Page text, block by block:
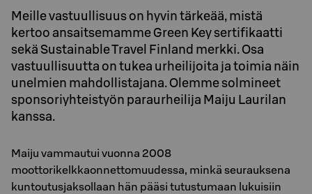
Meille vastuullisuus on hyvin tärkeää, mistä
kertoo ansaitsemamme Green Key sertifikaatti
sekä Sustainable Travel Finland merkki. Osa
vastuullisuutta on tukea urheilijoita ja toimia näin
unelmien mahdollistajana. Olemme solmineet
sponsoriyhteistyön paraurheilija Maiju Laurilan
kanssa.
Maiju vammautui vuonna 2008
moottorikelkkaonnettomuudessa, minkä seurauksena
kuntoutusjaksollaan hän pääsi tutustumaan lukuisiin